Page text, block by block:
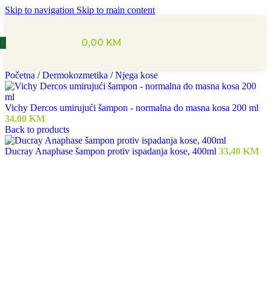
Skip to navigation Skip to main content
0,00 KM
Početna / Dermokozmetika / Njega kose
Vichy Dercos umirujući šampon - normalna do masna kosa 200 ml
34,00 KM
Back to products
Ducray Anaphase šampon protiv ispadanja kose, 400ml 33,40 KM